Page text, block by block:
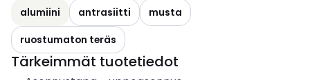
alumiini antrasiitti
musta
ruostumaton teräs
Tärkeimmät tuotetiedot